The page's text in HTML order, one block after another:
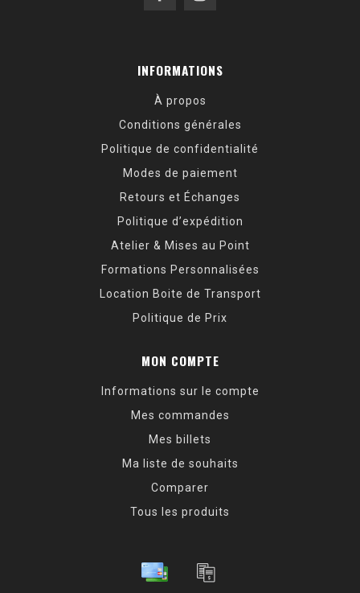
INFORMATIONS
À propos
Conditions générales
Politique de confidentialité
Modes de paiement
Retours et Échanges
Politique d’expédition
Atelier & Mises au Point
Formations Personnalisées
Location Boite de Transport
Politique de Prix
MON COMPTE
Informations sur le compte
Mes commandes
Mes billets
Ma liste de souhaits
Comparer
Tous les produits